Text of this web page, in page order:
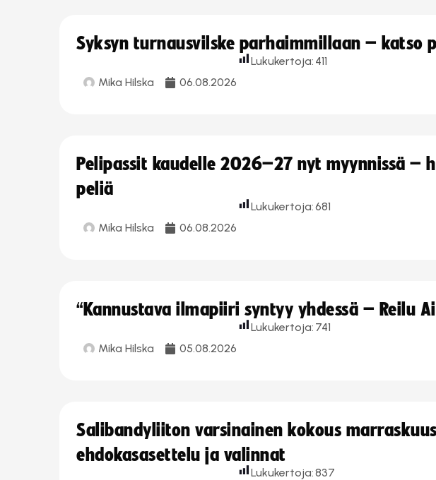
Syksyn turnausvilske parhaimmillaan – katso
Mika Hilska 06.08.2026
Lukukertoja: 411
Pelipassit kaudelle 2026–27 nyt myynnissä –
peliä
Mika Hilska 06.08.2026
Lukukertoja:681
“Kannustava ilmapiiri syntyy yhdessä – Reilu
Mika Hilska 05.08.2026
Lukukertoja: 741
Salibandyliiton varsinainen kokous
ehdokasasettelu ja valinnat
Lukukertoja:837